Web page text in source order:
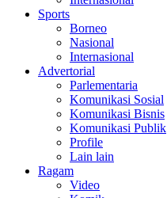
Sports
Borneo
Nasional
Internasional
Advertorial
Parlementaria
Komunikasi Sosial
Komunikasi Bisnis
Komunikasi Publik
Profile
Lain lain
Ragam
Video